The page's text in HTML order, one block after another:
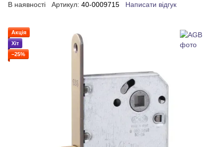
В наявності Артикул: 40-0009715 Написати відгук
Акція
Хіт
−25%